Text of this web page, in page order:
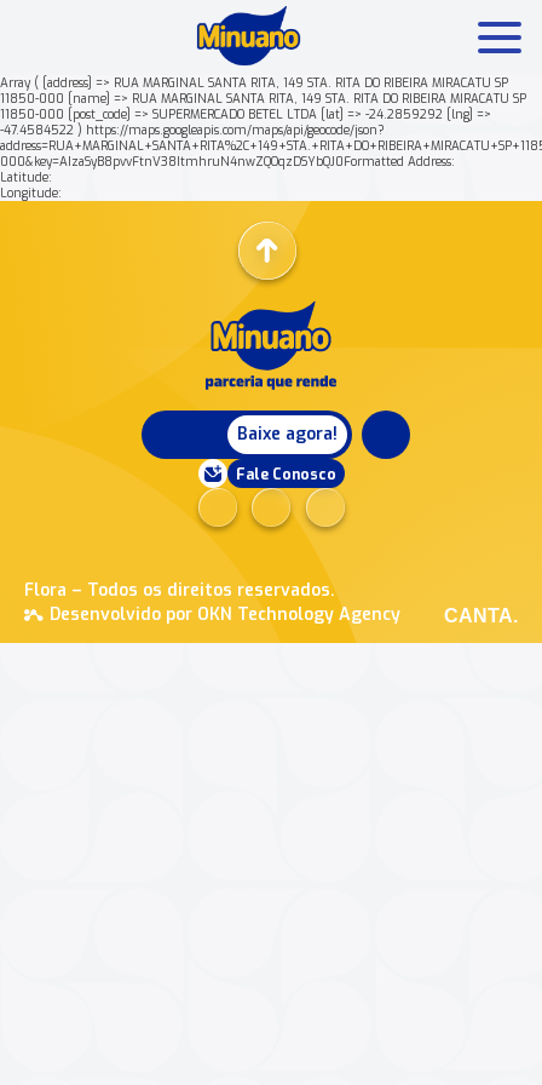
Array ( [address] => RUA MARGINAL SANTA RITA, 149 STA. RITA DO RIBEIRA MIRACATU SP
11850-000 [name] => RUA MARGINAL SANTA RITA, 149 STA. RITA DO RIBEIRA MIRACATU SP
11850-000 [post_code] => SUPERMERCADO BETEL LTDA [lat] => -24.2859292 [lng] =>
-47.4584522 ) https://maps.googleapis.com/maps/api/geocode/json?
000&key=AIzaSyB8pvvFtnV38ItmhruN4nwZQOqzDSYbQJ0Formatted Address:
Latitude:
Longitude:
Baixe agora!
Fale Conosco
Flora – Todos os direitos reservados.
Desenvolvido por OKN Technology Agency
CANTA.
Mais buscados: Produtos Minuano Rende +
Nossa história